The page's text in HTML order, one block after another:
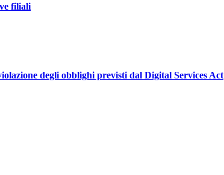
filiali
degli obblighi previsti dal Digital Services Act